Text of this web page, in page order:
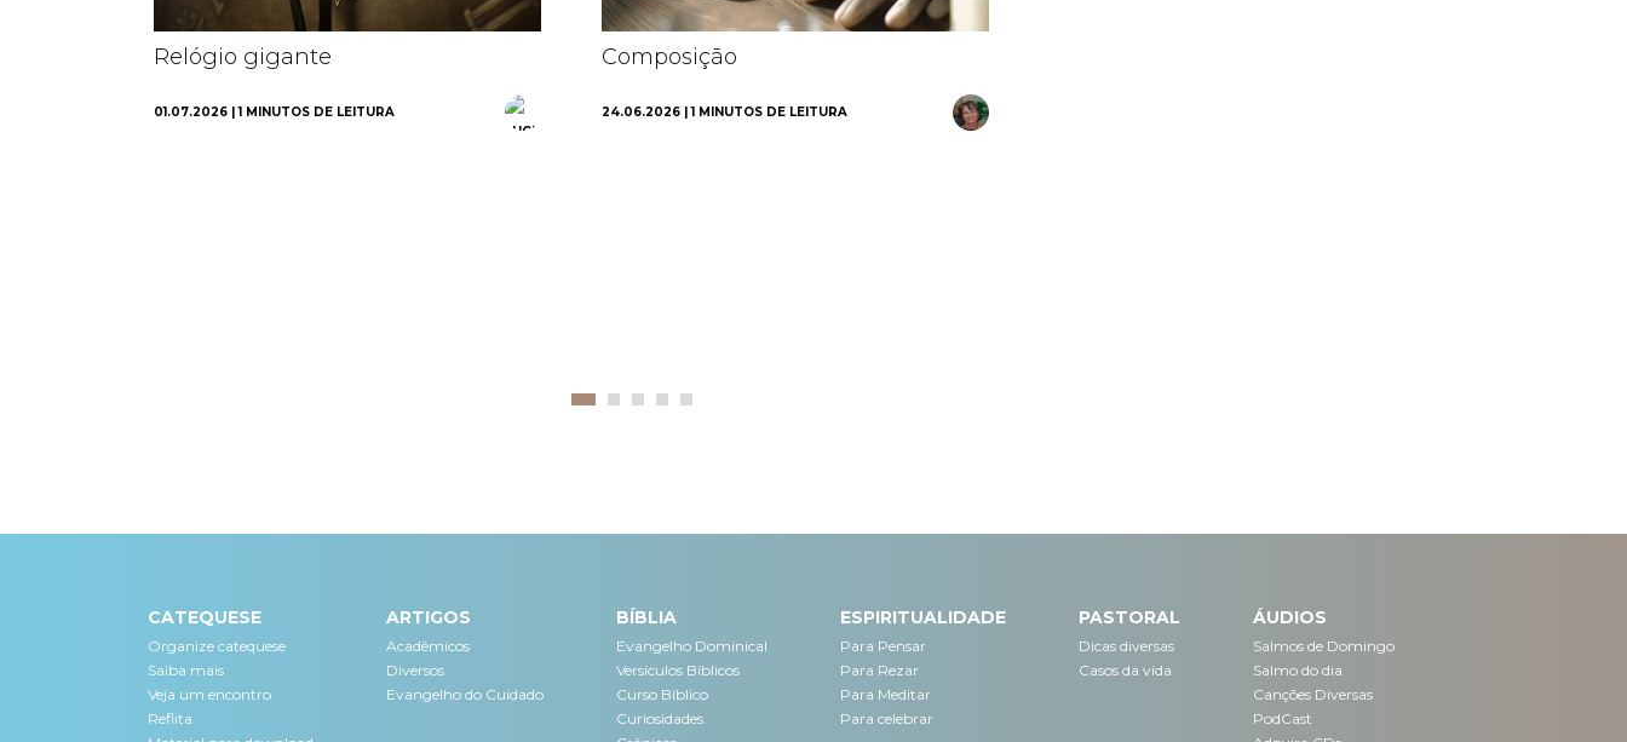
Relógio gigante
01.07.2026 | 1 MINUTOS DE LEITURA
Composição
24.06.2026 | 1 MINUTOS DE LEITURA
CATEQUESE
Organize catequese
Saiba mais
Veja um encontro
Reflita
ARTIGOS
Acadêmicos
Diversos
Evangelho do Cuidado
BÍBLIA
Evangelho Dominical
Versículos Bíblicos
Curso Bíblico
Curiosidades
ESPIRITUALIDADE
Para Pensar
Para Rezar
Para Meditar
Para celebrar
PASTORAL
Dicas diversas
Casos da vida
ÁUDIOS
Salmos de Domingo
Salmo do dia
Canções Diversas
PodCast